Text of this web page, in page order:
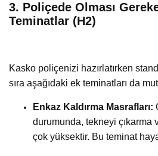
3. Poliçede Olması
Teminatlar (H2)
Kasko poliçenizi hazırlatırken
sıra aşağıdaki ek teminatları da
Enkaz Kaldırma Masrafları:
durumunda, tekneyi çıkarma
çok yüksektir. Bu teminat